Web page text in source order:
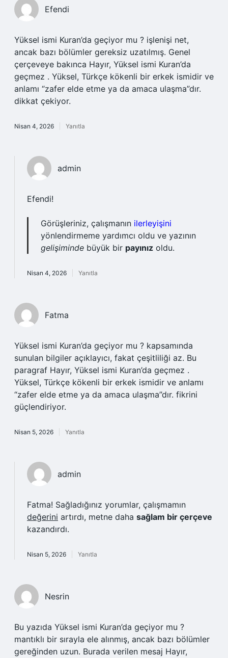
Efendi
Yüksel ismi Kuran’da geçiyor mu ? işlenişi net,
ancak bazı bölümler gereksiz uzatılmış. Genel
çerçeveye bakınca Hayır, Yüksel ismi Kuran’da
geçmez . Yüksel, Türkçe kökenli bir erkek ismidir ve
anlamı “zafer elde etme ya da amaca ulaşma”dır.
dikkat çekiyor.
Nisan 4, 2026 Yanıtla
admin
Efendi!
Görüşleriniz, çalışmanın ilerleyişini
yönlendirmeme yardımcı oldu ve yazının
gelişiminde büyük bir payınız oldu.
Nisan 4, 2026 Yanıtla
Fatma
Yüksel ismi Kuran’da geçiyor mu ? kapsamında
sunulan bilgiler açıklayıcı, fakat çeşitliliği az. Bu
paragraf Hayır, Yüksel ismi Kuran’da geçmez .
Yüksel, Türkçe kökenli bir erkek ismidir ve anlamı
“zafer elde etme ya da amaca ulaşma”dır. fikrini
güçlendiriyor.
Nisan 5, 2026 Yanıtla
admin
Fatma! Sağladığınız yorumlar, çalışmamın
değerini artırdı, metne daha sağlam bir çerçeve
kazandırdı.
Nisan 5, 2026 Yanıtla
Nesrin
Bu yazıda Yüksel ismi Kuran’da geçiyor mu ?
mantıklı bir sırayla ele alınmış, ancak bazı bölümler
gereğinden uzun. Burada verilen mesaj Hayır,